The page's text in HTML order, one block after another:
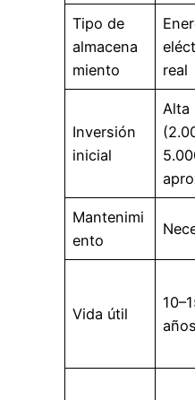
Tipo de
almacena
miento
real
Inversión
inicial
Alta
Mantenimi
ento
Vida útil
años